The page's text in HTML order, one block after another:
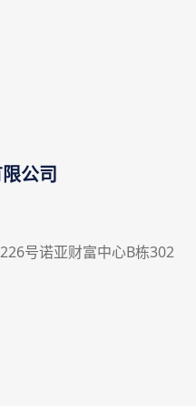
公司
号诺亚财富中心B栋302